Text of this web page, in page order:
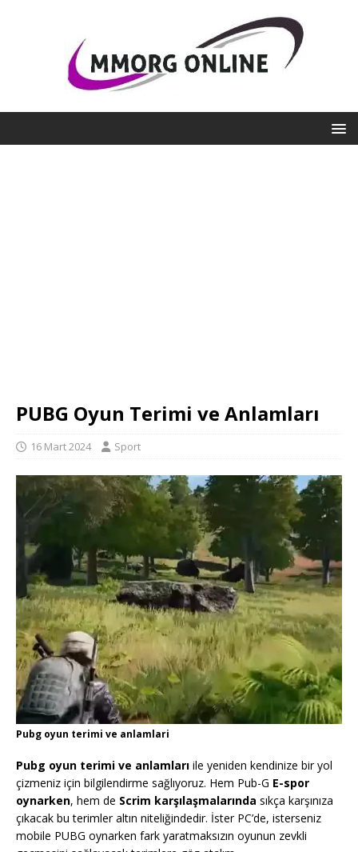
PUBG Oyun Terimi ve Anlamları
16 Mart 2024 Sport
Pubg oyun terimi ve anlamlari
Pubg oyun terimi ve anlamları ile yeniden kendinize bir yol
çizmeniz için bilgilendirme sağlıyoruz. Hem Pub-G E-spor
oynarken, hem de Scrim karşılaşmalarında sıkça karşınıza
çıkacak bu terimler altın niteliğindedir. İster PC’de, isterseniz
mobile PUBG oynarken fark yaratmaksızın oyunun zevkli